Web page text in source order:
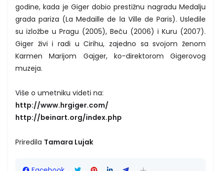
godine, kada je Giger dobio prestižnu nagradu Medalju
grada pariza (La Medaille de la Ville de Paris). Usledile
su izložbe u Pragu (2005), Beču (2006) i Kuru (2007).
Giger živi i radi u Cirihu, zajedno sa svojom ženom
Karmen Marijom Gajger, ko-direktorom Gigerovog
muzeja.
Više o umetniku videti na:
http://www.hrgiger.com/
http://beinart.org/index.php
Priredila Tamara Lujak